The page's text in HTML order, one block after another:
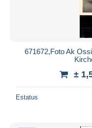
671672,Foto Ak
±
Estatus